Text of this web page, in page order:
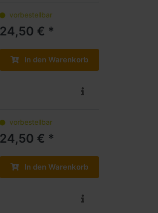
vorbestellbar
24,50 € *
In den Warenkorb
vorbestellbar
24,50 € *
In den Warenkorb